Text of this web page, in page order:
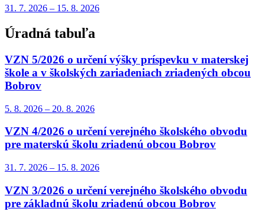
31. 7. 2026 – 15. 8. 2026
Úradná tabuľa
VZN 5/2026 o určení výšky príspevku v materskej
škole a v školských zariadeniach zriadených obcou
Bobrov
5. 8. 2026 – 20. 8. 2026
VZN 4/2026 o určení verejného školského obvodu
pre materskú školu zriadenú obcou Bobrov
31. 7. 2026 – 15. 8. 2026
VZN 3/2026 o určení verejného školského obvodu
pre základnú školu zriadenú obcou Bobrov